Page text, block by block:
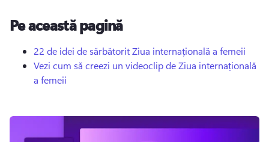
Încercați gratuit
Pe această pagină
22 de idei de sărbătorit Ziua internațională a femeii
Vezi cum să creezi un videoclip de Ziua internațională
a femeii